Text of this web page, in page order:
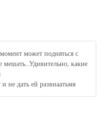
может подняться с
мешать..Удивительно, какие
не дать ей развиаатьмя